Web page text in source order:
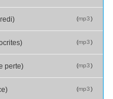
(mp3)
(mp3)
(mp3)
perte)
(mp3)